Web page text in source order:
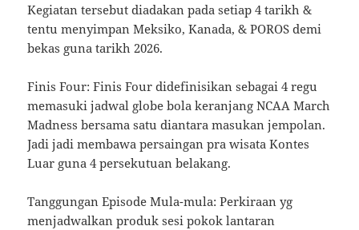
Kegiatan tersebut diadakan pada setiap 4 tarikh &
tentu menyimpan Meksiko, Kanada, & POROS demi
bekas guna tarikh 2026.
Finis Four: Finis Four didefinisikan sebagai 4 regu
memasuki jadwal globe bola keranjang NCAA March
Madness bersama satu diantara masukan jempolan.
Jadi jadi membawa persaingan pra wisata Kontes
Luar guna 4 persekutuan belakang.
Tanggungan Episode Mula-mula: Perkiraan yg
menjadwalkan produk sesi pokok lantaran